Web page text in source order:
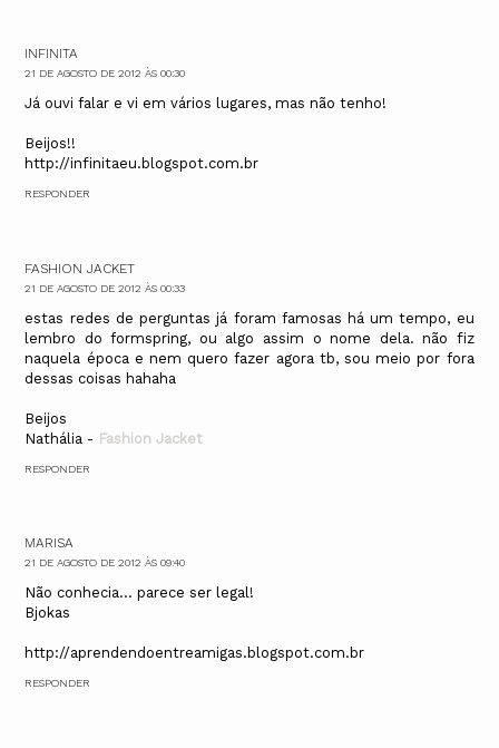
INFINITA
21 DE AGOSTO DE 2012 ÀS 00:30
Já ouvi falar e vi em vários lugares, mas não tenho!
Beijos!!
http://infinitaeu.blogspot.com.br
RESPONDER
FASHION JACKET
21 DE AGOSTO DE 2012 ÀS 00:33
estas redes de perguntas já foram famosas há um tempo, eu
lembro do formspring, ou algo assim o nome dela. não fiz
naquela época e nem quero fazer agora tb, sou meio por fora
dessas coisas hahaha
Beijos
Nathália - Fashion Jacket
RESPONDER
MARISA
21 DE AGOSTO DE 2012 ÀS 09:40
Não conhecia... parece ser legal!
Bjokas
http://aprendendoentreamigas.blogspot.com.br
RESPONDER